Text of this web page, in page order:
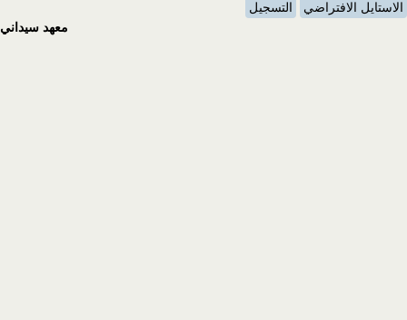
الاستايل الافتراضي
التسجيل
معهد سيداني